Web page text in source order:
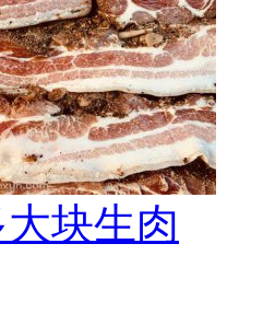
块生肉